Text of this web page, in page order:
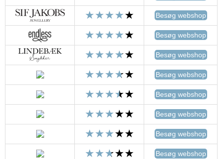
Besøg webshop
Besøg webshop
Besøg webshop
Besøg webshop
Besøg webshop
Besøg webshop
Besøg webshop
Besøg webshop